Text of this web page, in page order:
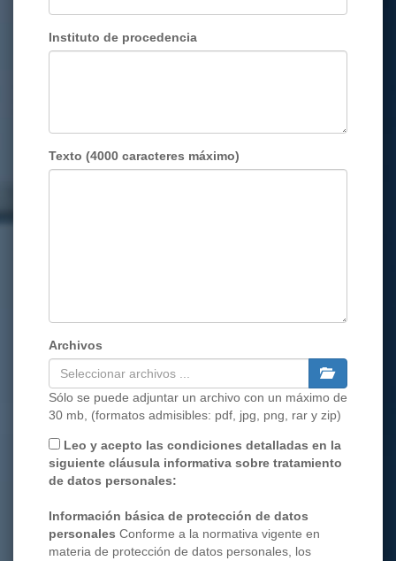
Instituto de procedencia
Texto (4000 caracteres máximo)
Archivos
Sólo se puede adjuntar un archivo con un máximo de
30 mb, (formatos admisibles: pdf, jpg, png, rar y zip)
Leo y acepto las condiciones detalladas en la
siguiente cláusula informativa sobre tratamiento
de datos personales:
Información básica de protección de datos
personales Conforme a la normativa vigente en
materia de protección de datos personales, los